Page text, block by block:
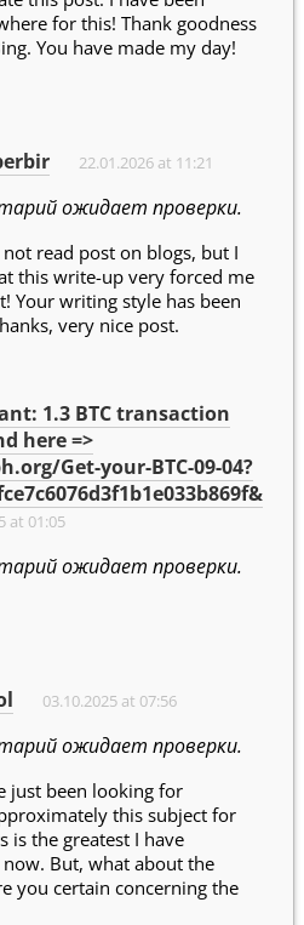
for this! Thank goodness
You have made my day!
22.01.2026 at 11:21
ожидает проверки.
read post on blogs, but I
this write-up very forced me
Your writing style has been
very nice post.
1.3 BTC transaction
here =>
Get-your-BTC-09-04?
at 01:05
ожидает проверки.
03.10.2025 at 07:56
ожидает проверки.
just been looking for
this subject for
is the greatest I have
But, what about the
you certain concerning the